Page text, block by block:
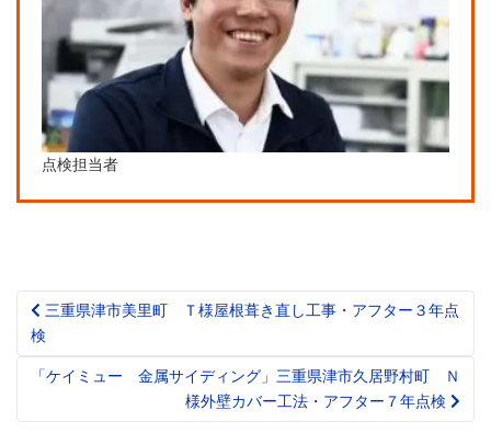
点検担当者
Post
navigation
三重県津市美里町 Ｔ様屋根葺き直し工事・アフター３年点
検
「ケイミュー 金属サイディング」三重県津市久居野村町 Ｎ
様外壁カバー工法・アフター７年点検